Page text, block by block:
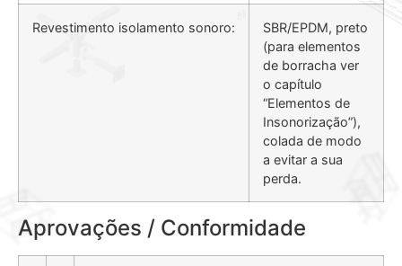
Revestimento isolamento sonoro:
SBR/EPDM, preto
(para elementos
de borracha ver
o capítulo
“Elementos de
Insonorização”),
colada de modo
a evitar a sua
perda.
Aprovações / Conformidade